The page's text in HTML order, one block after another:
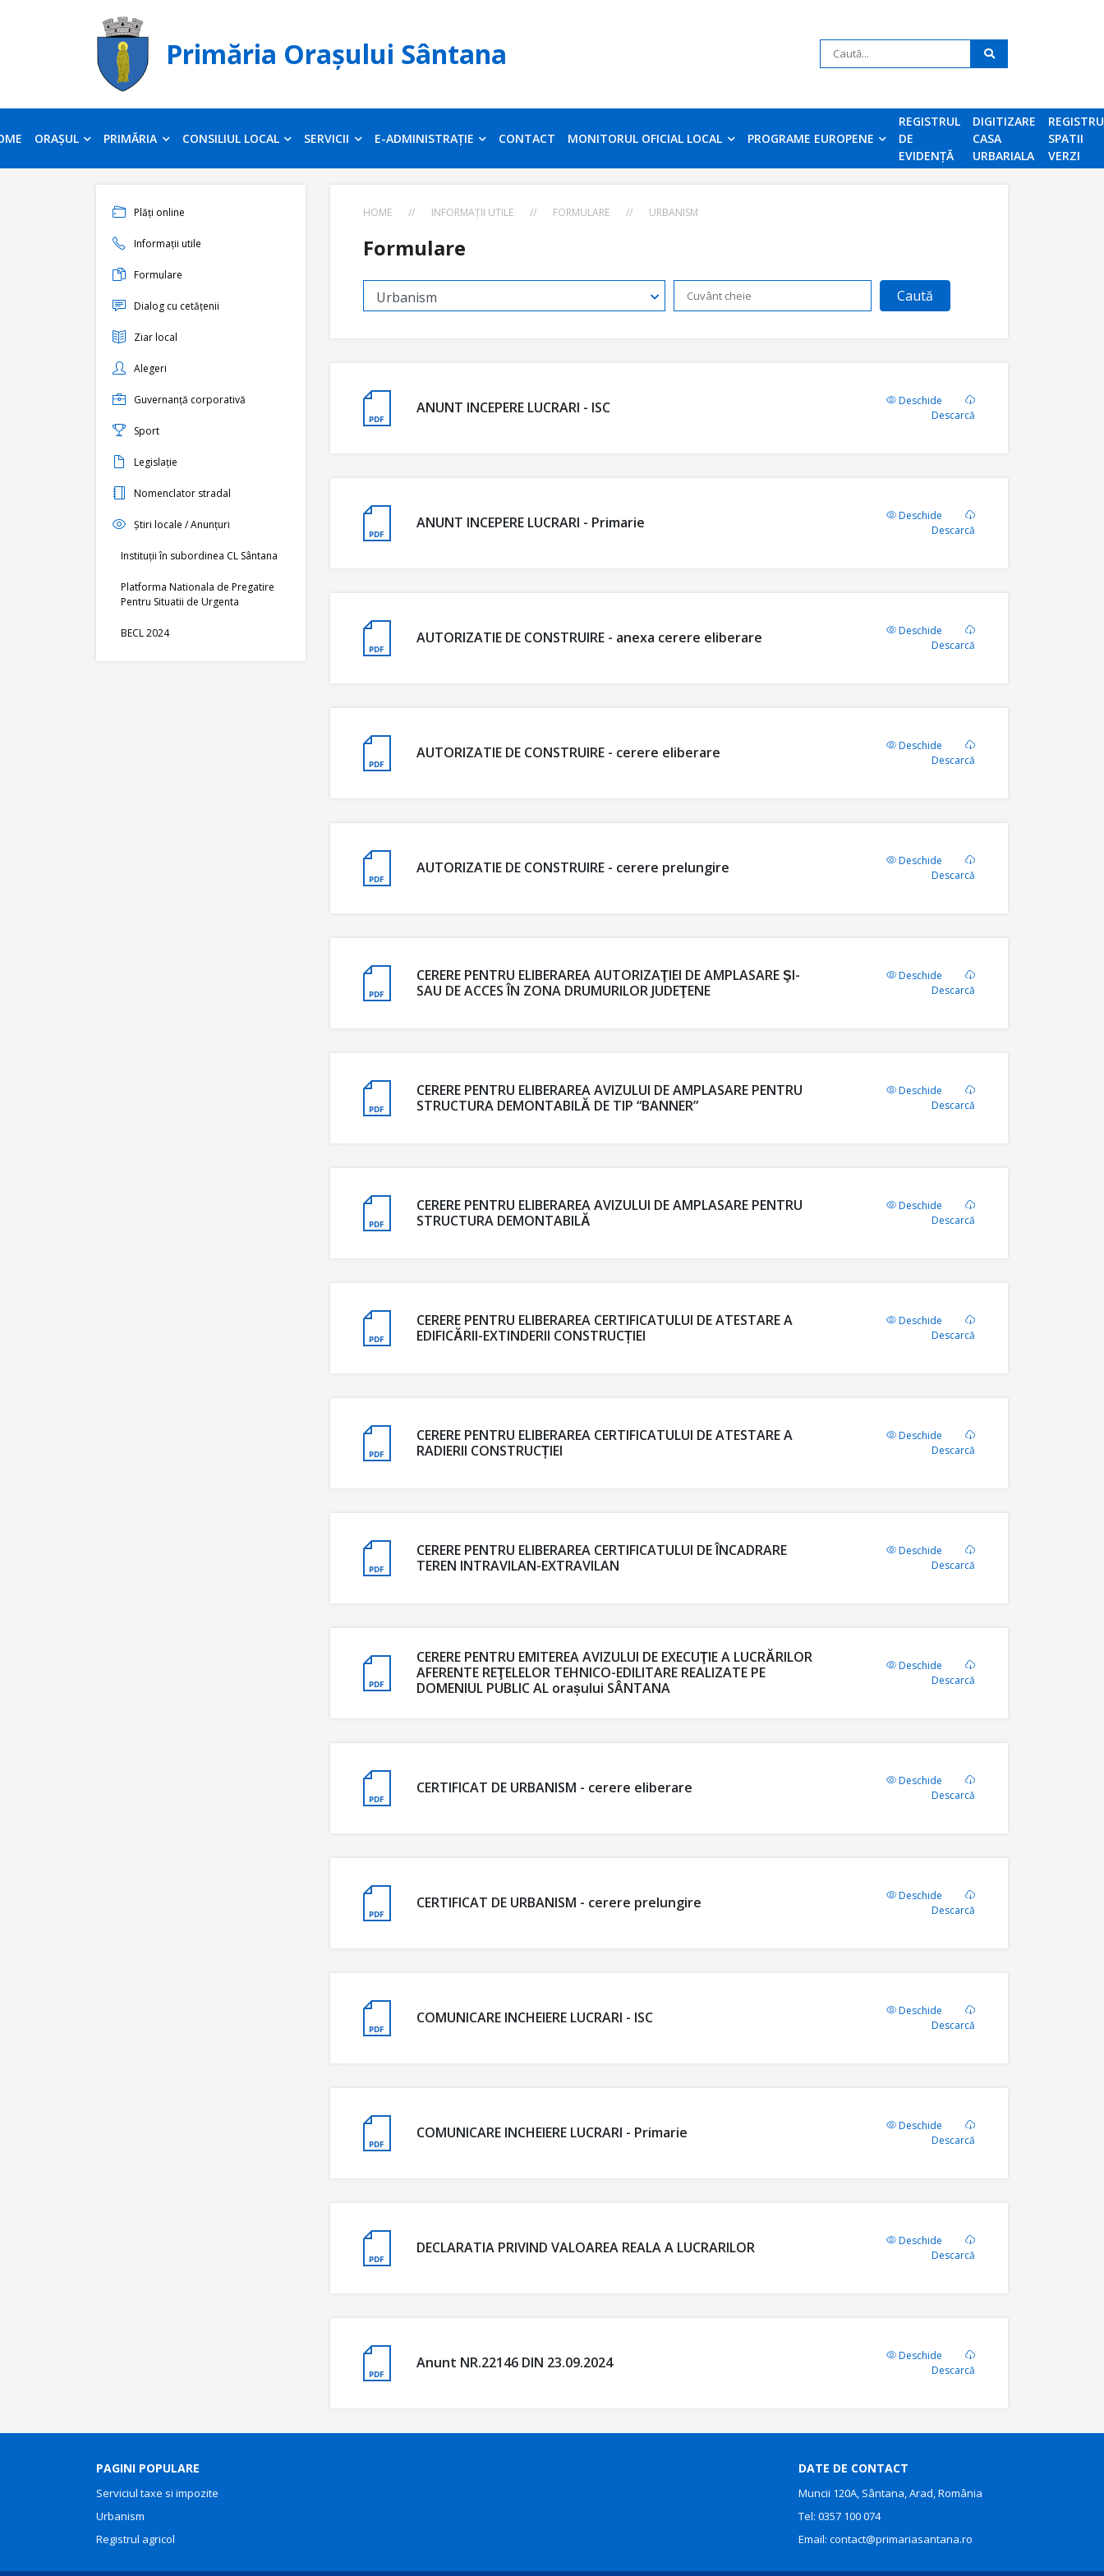
Primăria Orașului Sântana
ORAȘUL PRIMĂRIA CONSILIUL LOCAL SERVICII E-ADMINISTRAȚIE CONTACT MONITORUL OFICIAL LOCAL PROGRAME EUROPENE
REGISTRUL
DE
EVIDENȚĂ
DIGITIZARE
CASA
URBARIALA
REGISTRU
SPATII
VERZI
Plăți online
Informații utile
Formulare
Dialog cu cetățenii
Ziar local
Alegeri
Guvernanță corporativă
Sport
Legislație
Nomenclator stradal
Știri locale / Anunțuri
Instituții în subordinea CL Sântana
Platforma Nationala de Pregatire
Pentru Situatii de Urgenta
BECL 2024
HOME // INFORMAȚII UTILE // FORMULARE // URBANISM
Formulare
Caută
ANUNT INCEPERE LUCRARI - ISC
Deschide
Descarcă
ANUNT INCEPERE LUCRARI - Primarie
Deschide
Descarcă
AUTORIZATIE DE CONSTRUIRE - anexa cerere eliberare
Deschide
Descarcă
AUTORIZATIE DE CONSTRUIRE - cerere eliberare
Deschide
Descarcă
AUTORIZATIE DE CONSTRUIRE - cerere prelungire
Deschide
Descarcă
CERERE PENTRU ELIBERAREA AUTORIZAŢIEI DE AMPLASARE ŞI-
SAU DE ACCES ÎN ZONA DRUMURILOR JUDEŢENE
Deschide
Descarcă
CERERE PENTRU ELIBERAREA AVIZULUI DE AMPLASARE PENTRU
STRUCTURA DEMONTABILĂ DE TIP “BANNER”
Deschide
Descarcă
CERERE PENTRU ELIBERAREA AVIZULUI DE AMPLASARE PENTRU
STRUCTURA DEMONTABILĂ
Deschide
Descarcă
CERERE PENTRU ELIBERAREA CERTIFICATULUI DE ATESTARE A
EDIFICĂRII-EXTINDERII CONSTRUCȚIEI
Deschide
Descarcă
CERERE PENTRU ELIBERAREA CERTIFICATULUI DE ATESTARE A
RADIERII CONSTRUCȚIEI
Deschide
Descarcă
CERERE PENTRU ELIBERAREA CERTIFICATULUI DE ÎNCADRARE
TEREN INTRAVILAN-EXTRAVILAN
Deschide
Descarcă
CERERE PENTRU EMITEREA AVIZULUI DE EXECUŢIE A LUCRĂRILOR
AFERENTE REŢELELOR TEHNICO-EDILITARE REALIZATE PE
DOMENIUL PUBLIC AL orașului SÂNTANA
Deschide
Descarcă
CERTIFICAT DE URBANISM - cerere eliberare
Deschide
Descarcă
CERTIFICAT DE URBANISM - cerere prelungire
Deschide
Descarcă
COMUNICARE INCHEIERE LUCRARI - ISC
Deschide
Descarcă
COMUNICARE INCHEIERE LUCRARI - Primarie
Deschide
Descarcă
DECLARATIA PRIVIND VALOAREA REALA A LUCRARILOR
Deschide
Descarcă
Anunt NR.22146 DIN 23.09.2024
Deschide
Descarcă
PAGINI POPULARE
Serviciul taxe si impozite
Urbanism
Registrul agricol
DATE DE CONTACT
Muncii 120A, Sântana, Arad, România
Tel: 0357 100 074
Email: contact@primariasantana.ro